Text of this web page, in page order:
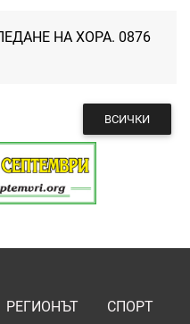
НА ХОРА. 0876
ВСИЧКИ
РЕГИОНЪТ
СПОРТ